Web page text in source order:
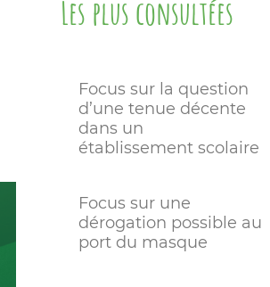
Les plus consultées
Focus sur la question
d’une tenue décente
dans un
établissement scolaire
Focus sur une
dérogation possible au
port du masque